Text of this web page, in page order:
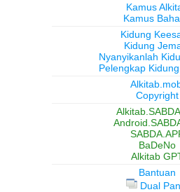
Kamus
Kamus
Kidung
Kidung
Nyanyikanlah
Pelengkap
Copyright
BaDeNo
Alkitab
Bantuan
Dual